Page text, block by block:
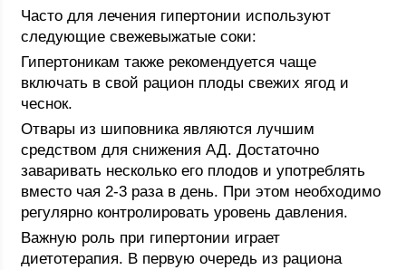
Часто для лечения гипертонии используют
следующие свежевыжатые соки:
Гипертоникам также рекомендуется чаще
включать в свой рацион плоды свежих ягод и
чеснок.
Отвары из шиповника являются лучшим
средством для снижения АД. Достаточно
заваривать несколько его плодов и употреблять
вместо чая 2-3 раза в день. При этом необходимо
регулярно контролировать уровень давления.
Важную роль при гипертонии играет
диетотерапия. В первую очередь из рациона